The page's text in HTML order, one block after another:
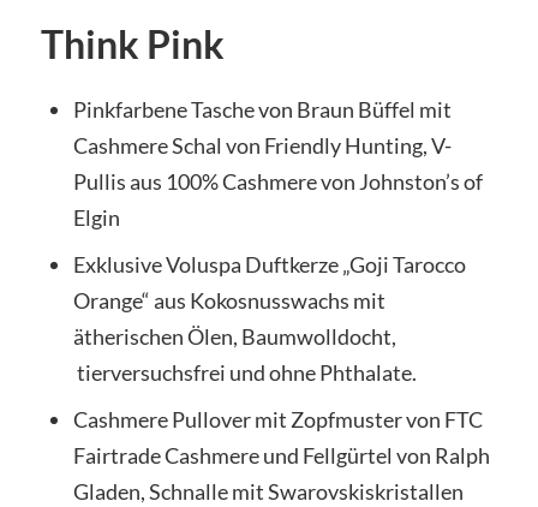
Think Pink
Pinkfarbene Tasche von Braun Büffel mit
Cashmere Schal von Friendly Hunting, V-
Pullis aus 100% Cashmere von Johnston’s of
Elgin
Exklusive Voluspa Duftkerze „Goji Tarocco
Orange“ aus Kokosnusswachs mit
ätherischen Ölen, Baumwolldocht,
tierversuchsfrei und ohne Phthalate.
Cashmere Pullover mit Zopfmuster von FTC
Fairtrade Cashmere und Fellgürtel von Ralph
Gladen, Schnalle mit Swarovskiskristallen